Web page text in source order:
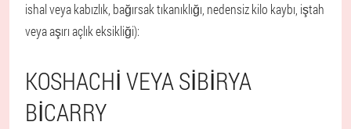
ishal veya kabızlık, bağırsak tıkanıklığı, nedensiz kilo kaybı, iştah
veya aşırı açlık eksikliği):
KOSHACHI VEYA SIBIRYA
BICARRY